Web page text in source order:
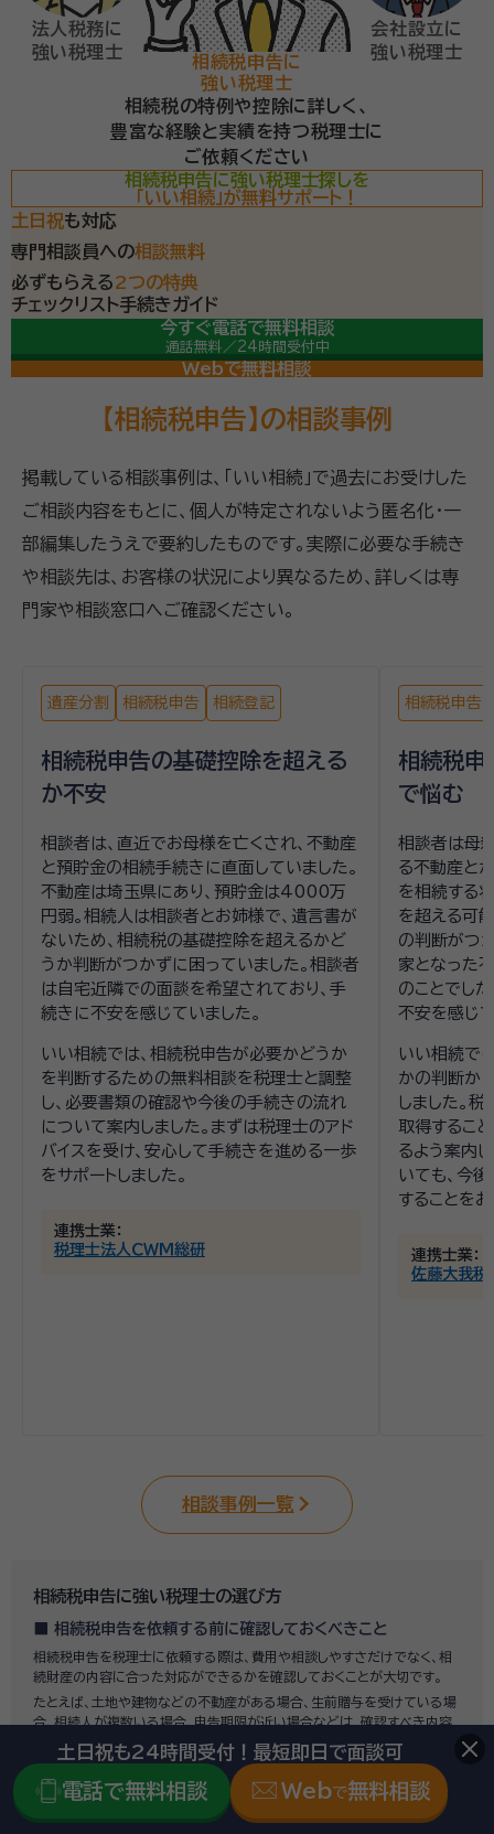
法人税務に
強い税理士
相続税申告に
強い税理士
会社設立に
強い税理士
相続税の特例や控除に詳しく、
豊富な経験と実績を持つ税理士に
ご依頼ください
相続税申告に強い税理士探しを
「いい相続」が無料サポート！
土日祝も対応
専門相談員への相談無料
必ずもらえる2つの特典
チェックリスト手続きガイド
今すぐ電話で無料相談
通話無料／24時間受付中
専門相談員が常駐（平日9-19時/土日祝9-18時）
Webで無料相談
【相続税申告】の相談事例
掲載している相談事例は、「いい相続」で過去にお受けした
ご相談内容をもとに、個人が特定されないよう匿名化・一
部編集したうえで要約したものです。実際に必要な手続き
や相談先は、お客様の状況により異なるため、詳しくは専
門家や相談窓口へご確認ください。
遺産分割 相続税申告 相続登記
相続税申告の基礎控除を超える
か不安
相談者は、直近でお母様を亡くされ、不動産
と預貯金の相続手続きに直面していました。
不動産は埼玉県にあり、預貯金は4000万
円弱。相続人は相談者とお姉様で、遺言書が
ないため、相続税の基礎控除を超えるかど
うか判断がつかずに困っていました。相談者
は自宅近隣での面談を希望されており、手
続きに不安を感じていました。
いい相続では、相続税申告が必要かどうか
を判断するための無料相談を税理士と調整
し、必要書類の確認や今後の手続きの流れ
について案内しました。まずは税理士のアド
バイスを受け、安心して手続きを進める一歩
をサポートしました。
連携士業：
税理士法人ＣＷＭ総研
相続税申告
相続税申
で悩む
相談者は母
る不動産と
を相続する
を超える可
の判断がつ
家となった
のことでし
不安を感じ
いい相続で
かの判断か
しました。
取得するこ
るよう案内
いても、今
することを
連携士業：
佐藤大我税
相談事例一覧
相続税申告に強い税理士の選び方
相続税申告を依頼する前に確認しておくべきこと
相続税申告を税理士に依頼する際は、費用や相談しやすさだけでなく、相
続財産の内容に合った対応ができるかを確認しておくことが大切です。
たとえば、土地や建物などの不動産がある場合、生前贈与を受けている場
合、相続人が複数いる場合、申告期限が近い場合などは、確認すべき内容
が多くなります。
相続税申告の実績があるか
土地や不動産の評価に対応できるか
小規模宅地等の特例や配偶者の税額軽減などに詳しいか
税務調査を見据えた資料整理や申告書作成ができるか
土日祝も24時間受付！最短即日で面談可
電話で無料相談 Webで無料相談